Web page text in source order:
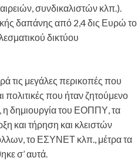
συνδικαλιστών κλπ.).
δαπάνης από 2,4 δις Ευρώ το
δικτύου
τις μεγάλες περικοπές που
που ήταν ζητούμενο
η δημιουργία του ΕΟΠΠΥ, τα
και τήρηση και κλειστών
το ΕΣΥΝΕΤ κλπ., μέτρα τα
σ’ αυτά.